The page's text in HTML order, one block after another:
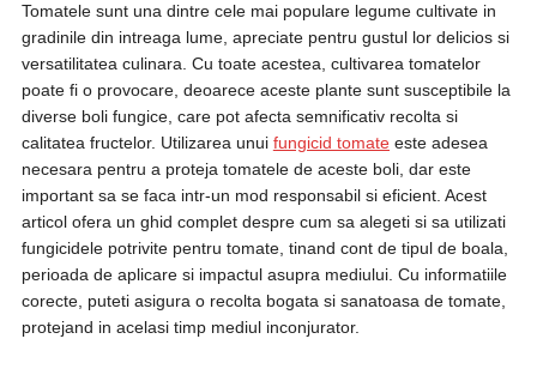
Tomatele sunt una dintre cele mai populare legume cultivate in
gradinile din intreaga lume, apreciate pentru gustul lor delicios si
versatilitatea culinara. Cu toate acestea, cultivarea tomatelor
poate fi o provocare, deoarece aceste plante sunt susceptibile la
diverse boli fungice, care pot afecta semnificativ recolta si
calitatea fructelor. Utilizarea unui fungicid tomateeste adesea
necesara pentru a proteja tomatele de aceste boli, dar este
important sa se faca intr-un mod responsabil si eficient. Acest
articol ofera un ghid complet despre cum sa alegeti si sa utilizati
fungicidele potrivite pentru tomate, tinand cont de tipul de boala,
perioada de aplicare si impactul asupra mediului. Cu informatiile
corecte, puteti asigura o recolta bogata si sanatoasa de tomate,
protejand in acelasi timp mediul inconjurator.